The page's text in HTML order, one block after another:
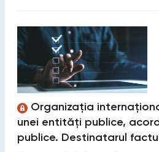
Organizația
unei entități publice,
publice. Destinatarul